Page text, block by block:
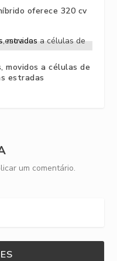
oferece 320 cv
movidos a células de
estradas
um comentário.